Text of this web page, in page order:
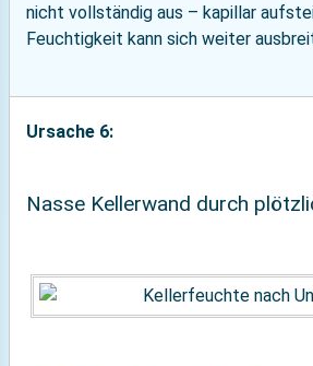
nicht vollständig aus – kapillar
Feuchtigkeit kann sich weiter
Ursache 6:
Nasse Kellerwand durch